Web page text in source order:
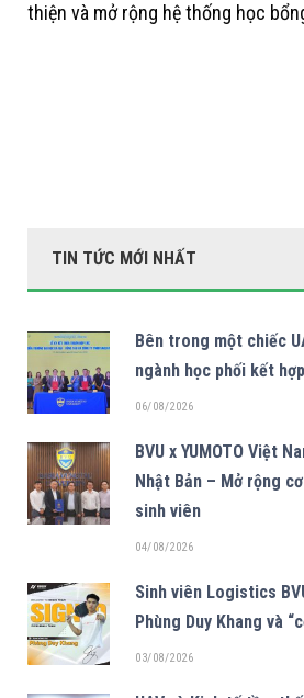
thiện và mở rộng hệ thống học
TIN TỨC MỚI NHẤT
Bên trong một chiếc
ngành học phối kết hợp
06/08/2026
BVU x YUMOTO Việt
Nhật Bản – Mở rộng
sinh viên
04/08/2026
Sinh viên Logistics
Phùng Duy Khang và
03/08/2026